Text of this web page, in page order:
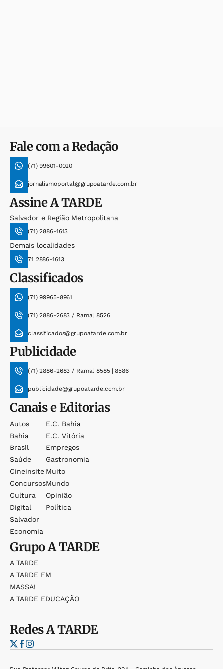
Fale com a Redação
(71) 99601-0020
jornalismoportal@grupoatarde.com.br
AssineA TARDE
Salvador e Região Metropolitana
(71) 2886-1613
Demais localidades
71 2886-1613
Classificados
(71) 99965-8961
(71) 2886-2683 / Ramal 8526
classificados@grupoatarde.com.br
Publicidade
(71) 2886-2683 / Ramal 8585 | 8586
publicidade@grupoatarde.com.br
Canais e Editorias
Autos
Bahia
Brasil
Saúde
Cineinsite
Concursos
Cultura
Digital
Salvador
Economia
E.c. Bahia
E.c. Vitória
Empregos
Gastronomia
Muito
Mundo
Opinião
Política
GrupoA TARDE
A TARDE
A TARDE FM
MASSA!
A TARDE EDUCAÇÃO
RedesA TARDE